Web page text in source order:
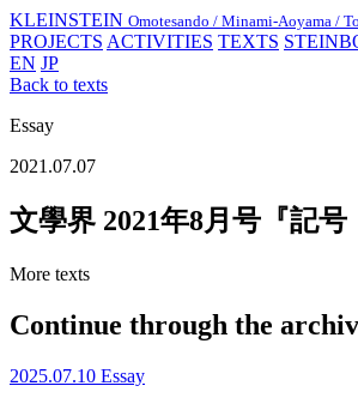
KLEINSTEIN Omotesando / Minami-Aoyama /
PROJECTS ACTIVITIES TEXTS
EN JP
Back to texts
Essay
2021.07.07
文學界 2021年8月号『記号
More texts
Continue through the
2025.07.10 Essay